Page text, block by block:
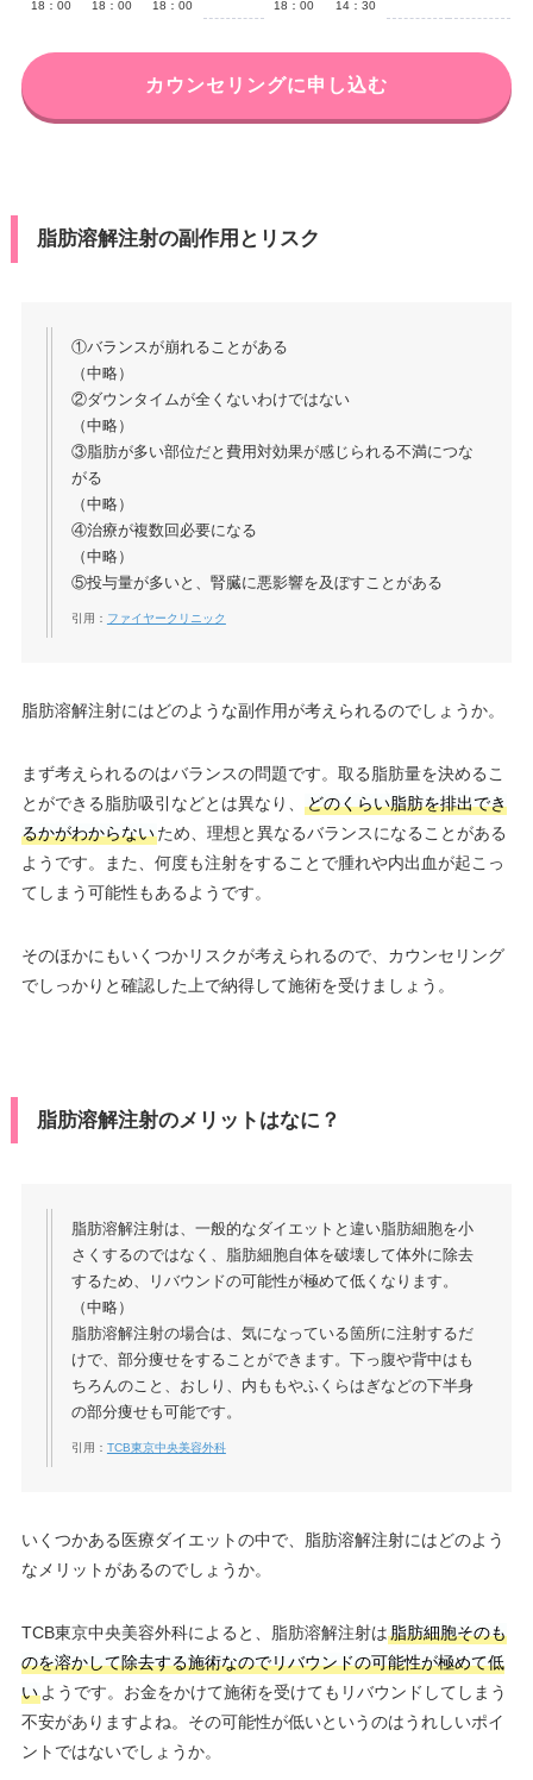
18：00 18：00 18：00 18：00 14：30
カウンセリングに申し込む
脂肪溶解注射の副作用とリスク
①バランスが崩れることがある
（中略）
②ダウンタイムが全くないわけではない
（中略）
③脂肪が多い部位だと費用対効果が感じられる不満につな
がる
（中略）
④治療が複数回必要になる
（中略）
⑤投与量が多いと、腎臓に悪影響を及ぼすことがある
引用： ファイヤークリニック
脂肪溶解注射にはどのような副作用が考えられるのでしょうか。
まず考えられるのはバランスの問題です。取る脂肪量を決めるこ
とができる脂肪吸引などとは異なり、
どのくらい脂肪を排出でき
るかがわからないため、理想と異なるバランスになることがある
ようです。また、何度も注射をすることで腫れや内出血が起こっ
てしまう可能性もあるようです。
そのほかにもいくつかリスクが考えられるので、カウンセリング
でしっかりと確認した上で納得して施術を受けましょう。
脂肪溶解注射のメリットはなに？
脂肪溶解注射は、一般的なダイエットと違い脂肪細胞を小
さくするのではなく、脂肪細胞自体を破壊して体外に除去
するため、リバウンドの可能性が極めて低くなります。
（中略）
脂肪溶解注射の場合は、気になっている箇所に注射するだ
けで、部分痩せをすることができます。下っ腹や背中はも
ちろんのこと、おしり、内ももやふくらはぎなどの下半身
の部分痩せも可能です。
引用： TCB東京中央美容外科
いくつかある医療ダイエットの中で、脂肪溶解注射にはどのよう
なメリットがあるのでしょうか。
TCB東京中央美容外科によると、脂肪溶解注射は脂肪細胞そのも
のを溶かして除去する施術なのでリバウンドの可能性が極めて低
いようです。お金をかけて施術を受けてもリバウンドしてしまう
不安がありますよね。その可能性が低いというのはうれしいポイ
ントではないでしょうか。